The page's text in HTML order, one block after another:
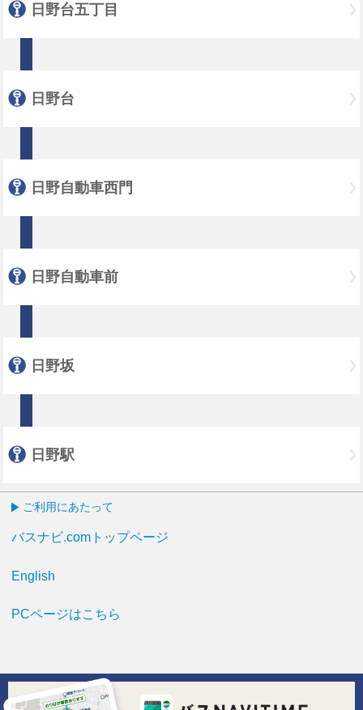
日野台五丁目
日野台
日野自動車西門
日野自動車前
日野坂
日野駅
ご利用にあたって
バスナビ.comトップページ
English
PCページはこちら